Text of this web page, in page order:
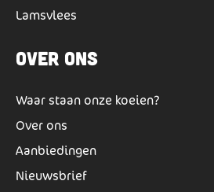
Lamsvlees
Over ons
Waar staan onze koeien?
Over ons
Aanbiedingen
Nieuwsbrief